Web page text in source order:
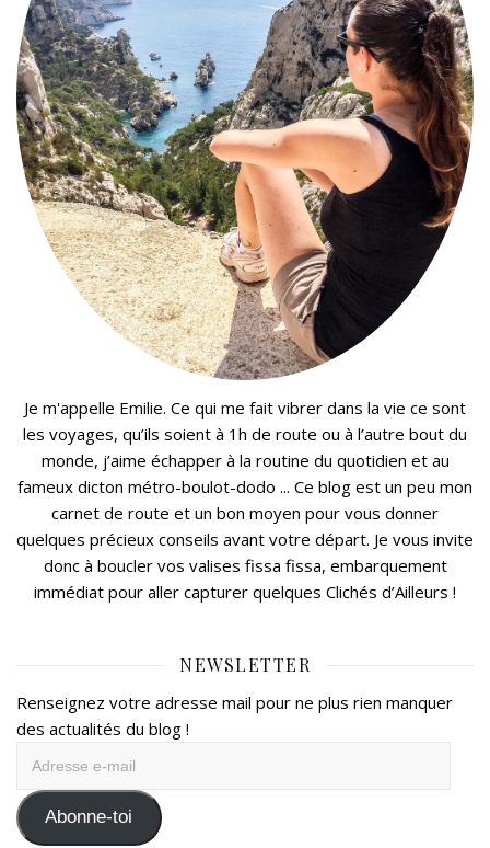
Je m'appelle Emilie. Ce qui me fait vibrer dans la vie ce sont
les voyages, qu’ils soient à 1h de route ou à l’autre bout du
monde, j’aime échapper à la routine du quotidien et au
fameux dicton métro-boulot-dodo ... Ce blog est un peu mon
carnet de route et un bon moyen pour vous donner
quelques précieux conseils avant votre départ. Je vous invite
donc à boucler vos valises fissa fissa, embarquement
immédiat pour aller capturer quelques Clichés d’Ailleurs !
NEWSLETTER
Renseignez votre adresse mail pour ne plus rien manquer
des actualités du blog !
mail Abonne-toi